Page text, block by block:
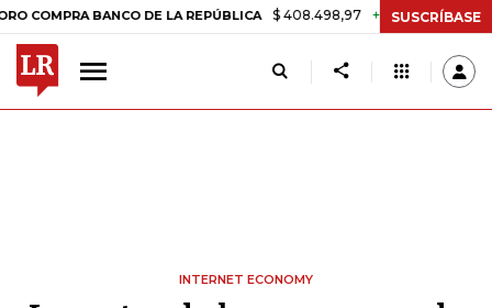
BANCO DE LA REPÚBLICA $ 408.498,97 +$ 8.753,81 +2,19%
SUSCRÍBASE
INTERNET ECONOMY